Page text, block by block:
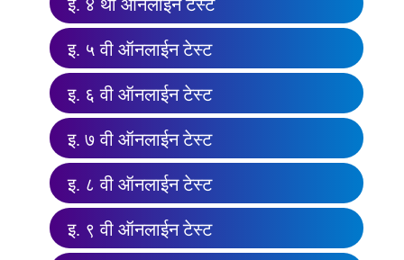
इ. ४ थी ऑनलाईन टेस्ट
इ. ५ वी ऑनलाईन टेस्ट
इ. ६ वी ऑनलाईन टेस्ट
इ. ७ वी ऑनलाईन टेस्ट
इ. ८ वी ऑनलाईन टेस्ट
इ. ९ वी ऑनलाईन टेस्ट